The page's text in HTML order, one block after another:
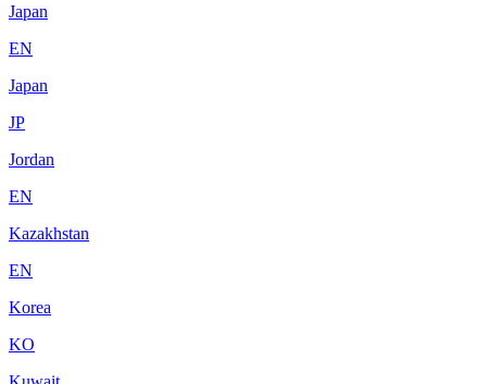
Japan
EN
Japan
JP
Jordan
EN
Kazakhstan
EN
Korea
KO